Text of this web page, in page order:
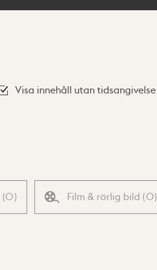
Visa innehåll utan tidsangivelse
(0) Film & rörlig bild (0)